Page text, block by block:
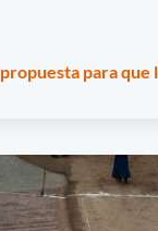
para